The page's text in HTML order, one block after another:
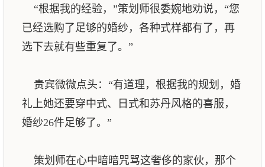
“根据我的经验，”策划师很委婉地劝说，“您
已经选购了足够的婚纱，各种式样都有了，再
选下去就有些重复了。”
贵宾微微点头：“有道理，根据我的规划，婚
礼上她还要穿中式、日式和苏丹风格的喜服，
婚纱26件足够了。”
策划师在心中暗暗咒骂这奢侈的家伙，那个